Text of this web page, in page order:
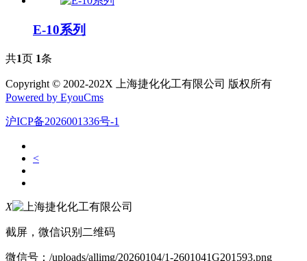
E-10系列
共1页 1条
Copyright © 2002-202X 上海捷化化工有限公司 版权所有
Powered by EyouCms
沪ICP备2026001336号-1
<
X
截屏，微信识别二维码
微信号： /uploads/allimg/20260104/1-2601041G201593.png